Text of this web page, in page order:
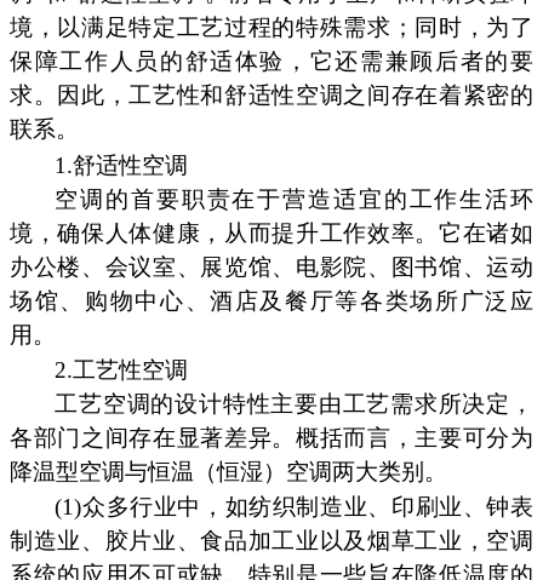
境，以满足特定工艺过程的特殊需求；同时，为了
保障工作人员的舒适体验，它还需兼顾后者的要
求。因此，工艺性和舒适性空调之间存在着紧密的
联系。
1.舒适性空调
空调的首要职责在于营造适宜的工作生活环
境，确保人体健康，从而提升工作效率。它在诸如
办公楼、会议室、展览馆、电影院、图书馆、运动
场馆、购物中心、酒店及餐厅等各类场所广泛应
用。
2.工艺性空调
工艺空调的设计特性主要由工艺需求所决定，
各部门之间存在显著差异。概括而言，主要可分为
降温型空调与恒温（恒湿）空调两大类别。
(1)众多行业中，如纺织制造业、印刷业、钟表
制造业、胶片业、食品加工业以及烟草工业，空调